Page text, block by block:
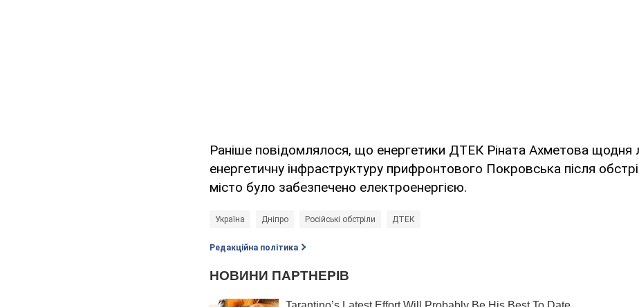
Раніше повідомлялося, що енергетики ДТЕК Ріната Ахметова щодня
енергетичну інфраструктуру прифронтового Покровська після
місто було забезпечено електроенергією.
Україна Дніпро Російські обстріли ДТЕК
Редакційна політика